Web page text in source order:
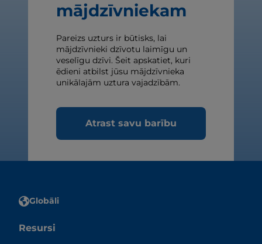
mājdzīvniekam
Pareizs uzturs ir būtisks, lai
mājdzīvnieki dzīvotu laimīgu un
veselīgu dzīvi. Šeit apskatiet, kuri
ēdieni atbilst jūsu mājdzīvnieka
unikālajām uztura vajadzībām.
Atrast savu barību
Globāli
Resursi